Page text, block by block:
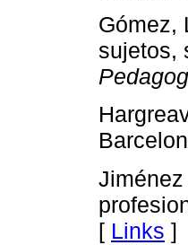
Gómez,
sujetos,
[ Links ]